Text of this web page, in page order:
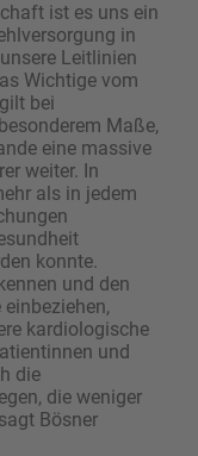
ist es uns ein
in
Leitlinien
Wichtige vom
bei
Maße,
eine massive
weiter. In
als in jedem
konnte.
und den
kardiologische
und
die
die weniger
Bösner